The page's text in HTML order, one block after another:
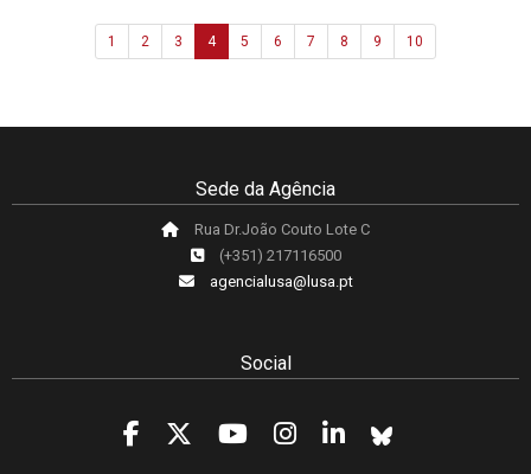
1 2 3 4 5 6 7 8 9 10
Sede da Agência
Rua Dr.João Couto Lote C
(+351) 217116500
agencialusa@lusa.pt
Social